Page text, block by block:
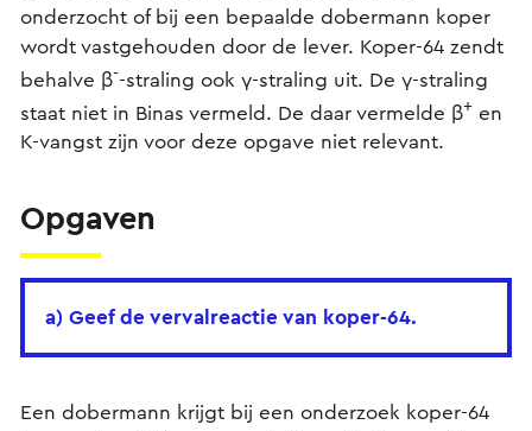
onderzocht of bij een bepaalde dobermann koper
wordt vastgehouden door de lever. Koper-64 zendt
behalve β--straling ook γ-straling uit. De γ-straling
staat niet in Binas vermeld. De daar vermelde β+ en
K-vangst zijn voor deze opgave niet relevant.
Opgaven
a) Geef de vervalreactie van koper-64.
Een dobermann krijgt bij een onderzoek koper-64